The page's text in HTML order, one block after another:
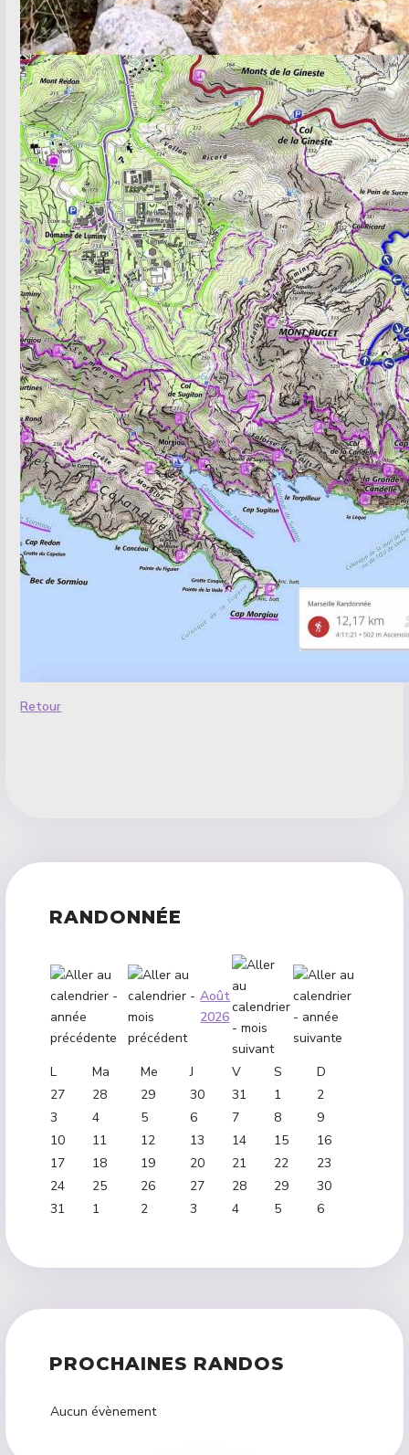
Retour
RANDONNÉE
Août
2026
L Ma Me J V S
D
27
28 29 30 31 1
2
3
4 5 6 7 8
9
10
11 12 13 14 15
16
17
18 19 20 21 22
23
24
25 26 27 28 29
30
31
1 2 3 4 5 6
PROCHAINES RANDOS
Aucun évènement